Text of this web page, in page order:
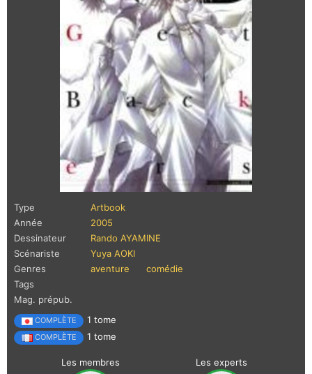
Type
Artbook
Année
2005
Dessinateur
Rando AYAMINE
Scénariste
Yuya AOKI
Genres
aventure
comédie
Tags
Mag. prépub.
COMPLÈTE 1 tome
COMPLÈTE 1 tome
Les membres Les experts